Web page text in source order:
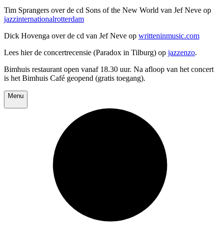
Tim Sprangers over de cd Sons of the New World van Jef Neve op
jazzinternationalrotterdam
Dick Hovenga over de cd van Jef Neve op writteninmusic.com
Lees hier de concertrecensie (Paradox in Tilburg) op jazzenzo.
Bimhuis restaurant open vanaf 18.30 uur. Na afloop van het concert
is het Bimhuis Café geopend (gratis toegang).
Menu